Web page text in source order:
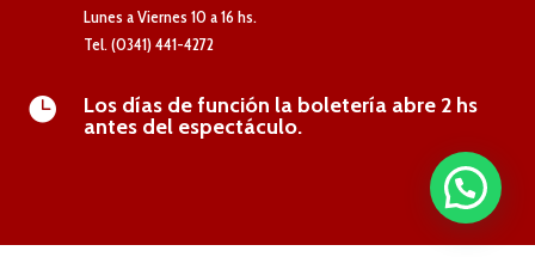
Lunes a Viernes 10 a 16 hs.
Tel. (0341) 441-4272

Los días de función la boletería abre 2 hs
antes del espectáculo.